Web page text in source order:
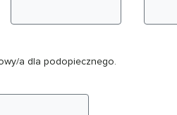
a dla podopiecznego.